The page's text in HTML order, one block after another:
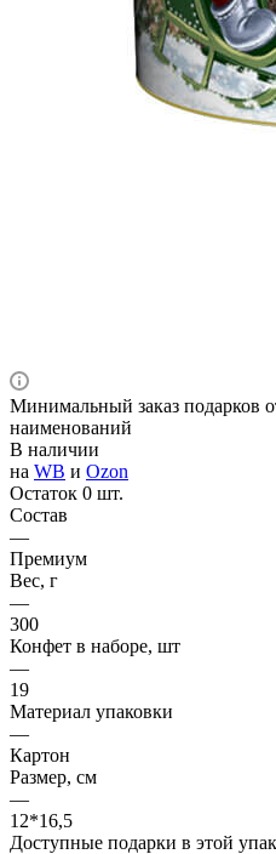
Минимальный заказ подарков
наименований
В наличии
на WB и Ozon
Остаток 0 шт.
Состав
—
Премиум
Вес, г
—
300
Конфет в наборе, шт
—
19
Материал упаковки
—
Картон
Размер, см
—
12*16,5
Доступные подарки в этой